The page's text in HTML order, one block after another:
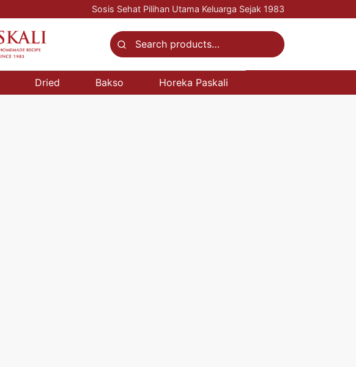
Sosis Sehat Pilihan Utama Keluarga Sejak 1983
Search
Dried Bakso Horeka Paskali